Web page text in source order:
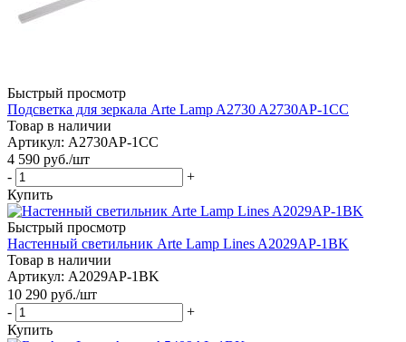
Быстрый просмотр
Подсветка для зеркала Arte Lamp A2730 A2730AP-1CC
Товар в наличии
Артикул: A2730AP-1CC
4 590 руб./шт
-
+
Купить
Быстрый просмотр
Настенный светильник Arte Lamp Lines A2029AP-1BK
Товар в наличии
Артикул: A2029AP-1BK
10 290 руб./шт
-
+
Купить